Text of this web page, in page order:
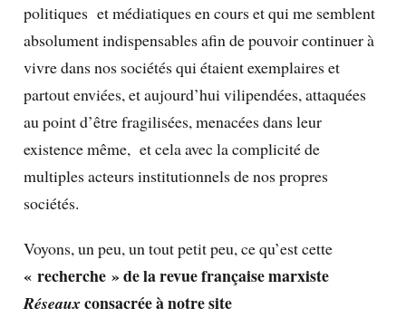
politiques et médiatiques en cours et qui me semblent
absolument indispensables afin de pouvoir continuer à
vivre dans nos sociétés qui étaient exemplaires et
partout enviées, et aujourd’hui vilipendées, attaquées
au point d’être fragilisées, menacées dans leur
existence même, et cela avec la complicité de
multiples acteurs institutionnels de nos propres
sociétés.
Voyons, un peu, un tout petit peu, ce qu’est cette
« recherche » de la revue française marxiste
Réseauxconsacrée à notre site